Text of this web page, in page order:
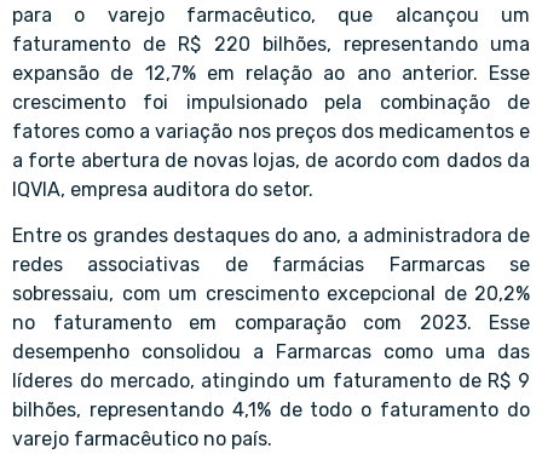
para o varejo farmacêutico, que alcançou um
faturamento de R$ 220 bilhões, representando uma
expansão de 12,7% em relação ao ano anterior. Esse
crescimento foi impulsionado pela combinação de
fatores como a variação nos preços dos medicamentos e
a forte abertura de novas lojas, de acordo com dados da
IQVIA, empresa auditora do setor.
Entre os grandes destaques do ano, a administradora de
redes associativas de farmácias Farmarcas se
sobressaiu, com um crescimento excepcional de 20,2%
no faturamento em comparação com 2023. Esse
desempenho consolidou a Farmarcas como uma das
líderes do mercado, atingindo um faturamento de R$ 9
bilhões, representando 4,1% de todo o faturamento do
varejo farmacêutico no país.